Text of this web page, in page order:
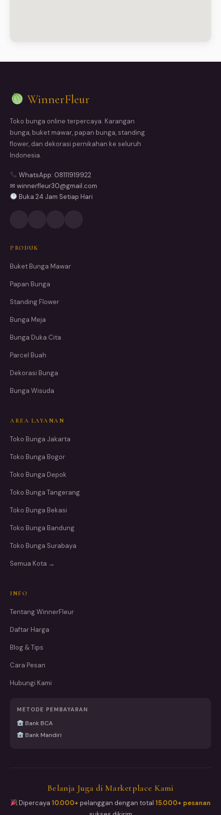
WinnerFleur
Toko bunga online terpercaya. Karangan
bunga, buket mawar, papan bunga, standing
flower, dan dekorasi pernikahan ke seluruh
Indonesia.
WhatsApp: 08111919922
✉ winnerfleur30@gmail.com
Buka 24 Jam Setiap Hari
PRODUK
Buket Bunga Mawar
Papan Bunga
Standing Flower
Bunga Meja
Bunga Duka Cita
Parcel Buah
Dekorasi Bunga
Bunga Wisuda
AREA LAYANAN
Toko Bunga Jakarta
Toko Bunga Bogor
Toko Bunga Depok
Toko Bunga Tangerang
Toko Bunga Bekasi
Toko Bunga Bandung
Toko Bunga Surabaya
Semua Kota →
INFO
Tentang WinnerFleur
Daftar Harga
Blog & Tips
Cara Pesan
Hubungi Kami
METODE PEMBAYARAN
Bank BCA
Bank Mandiri
Belanja Juga di Marketplace Kami
Dipercaya10.000+ pelanggan dengan total15.000+ pesanan